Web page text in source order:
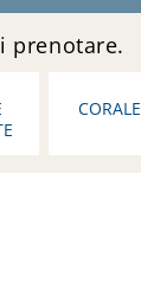
prenotare.
CORALE